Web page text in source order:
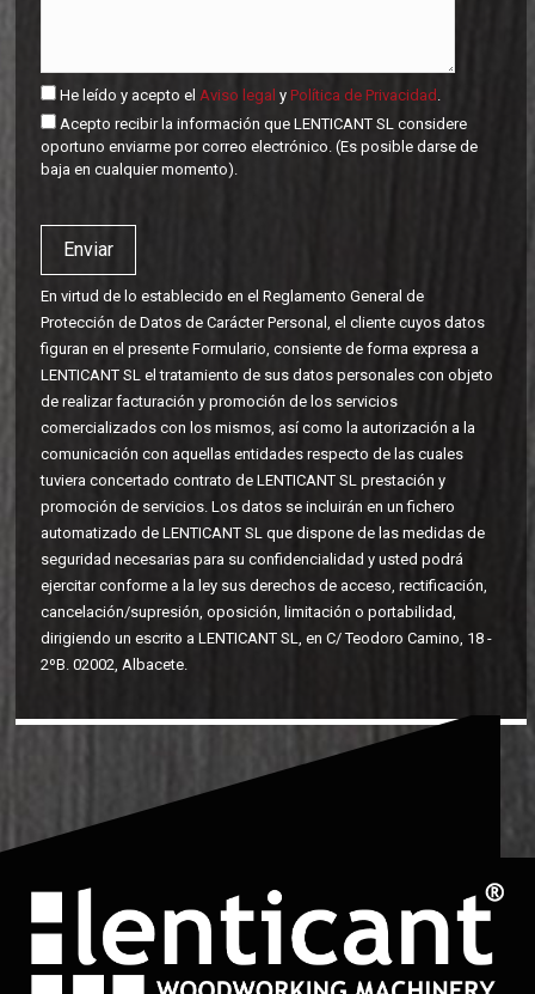
He leído y acepto el Aviso legal yPolítica de Privacidad
Acepto recibir la información que LENTICANT SL considere
oportuno enviarme por correo electrónico. (Es posible darse de
baja en cualquier momento).
En virtud de lo establecido en el Reglamento General de
Protección de Datos de Carácter Personal, el cliente cuyos datos
figuran en el presente Formulario, consiente de forma expresa a
LENTICANT SL el tratamiento de sus datos personales con objeto
de realizar facturación y promoción de los servicios
comercializados con los mismos, así como la autorización a la
comunicación con aquellas entidades respecto de las cuales
tuviera concertado contrato de LENTICANT SL prestación y
promoción de servicios. Los datos se incluirán en un fichero
automatizado de LENTICANT SL que dispone de las medidas de
seguridad necesarias para su confidencialidad y usted podrá
ejercitar conforme a la ley sus derechos de acceso, rectificación,
cancelación/supresión, oposición, limitación o portabilidad,
dirigiendo un escrito a LENTICANT SL, en C/ Teodoro Camino, 18 -
2ºB. 02002, Albacete.